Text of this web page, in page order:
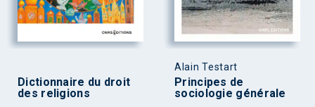
Dictionnaire du droit
des religions
Alain Testart
Principes de
sociologie générale